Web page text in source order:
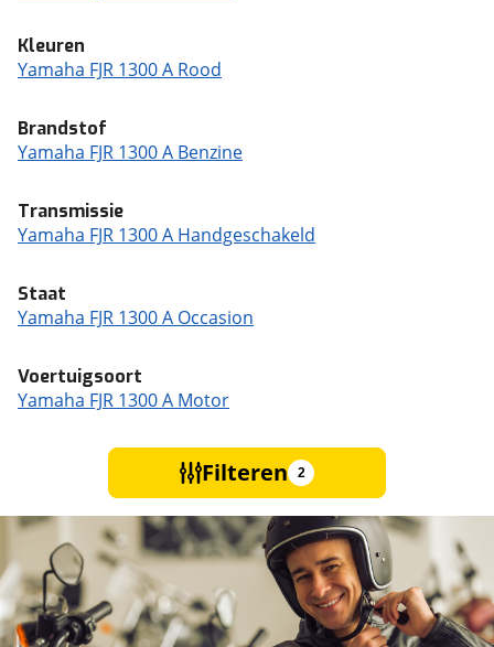
Kleuren
Yamaha FJR 1300 A Rood
Brandstof
Yamaha FJR 1300 A Benzine
Transmissie
Yamaha FJR 1300 A Handgeschakeld
Staat
Yamaha FJR 1300 A Occasion
Voertuigsoort
Yamaha FJR 1300 A Motor
Filteren 2